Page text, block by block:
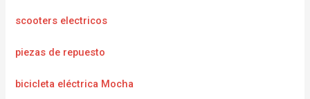
scooters electricos
piezas de repuesto
bicicleta eléctrica Mocha